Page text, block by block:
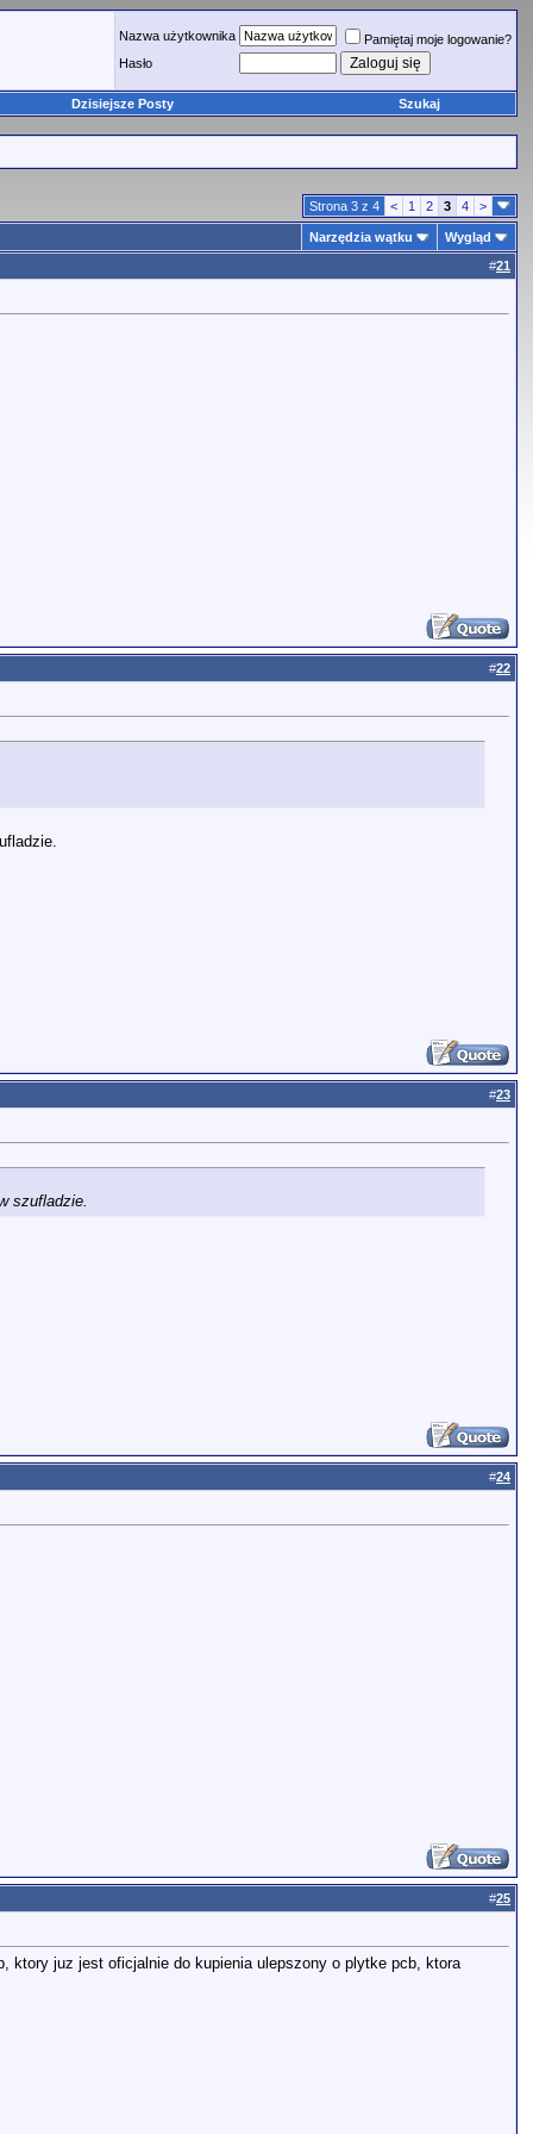
Nazwa użytkownika
Pamiętaj moje logowanie?
Hasło
Dzisiejsze Posty Szukaj
Strona 3 z 4 < 1 2 3 4 >
Narzędzia wątku
Wygląd
#21
#22
#23
szufladzie.
#24
#25
ktory juz jest oficjalnie do kupienia ulepszony o plytke pcb, ktora